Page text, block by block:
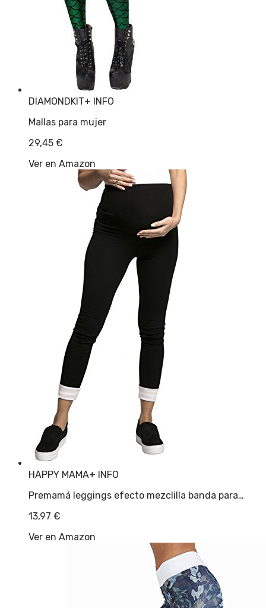
DIAMONDKIT+ INFO
Mallas para mujer
29,45 €
Ver en Amazon
HAPPY MAMA+ INFO
Premamá leggings efecto mezclilla banda para…
13,97 €
Ver en Amazon